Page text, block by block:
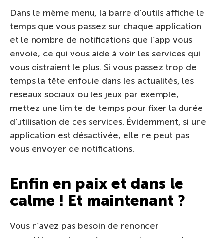
Dans le même menu, la barre d’outils affiche le
temps que vous passez sur chaque application
et le nombre de notifications que l’app vous
envoie, ce qui vous aide à voir les services qui
vous distraient le plus. Si vous passez trop de
temps la tête enfouie dans les actualités, les
réseaux sociaux ou les jeux par exemple,
mettez une limite de temps pour fixer la durée
d’utilisation de ces services. Évidemment, si une
application est désactivée, elle ne peut pas
vous envoyer de notifications.
Enfin en paix et dans le
calme ! Et maintenant ?
Vous n’avez pas besoin de renoncer